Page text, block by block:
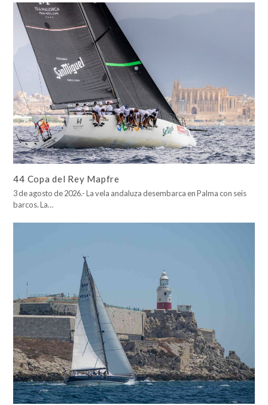
44 Copa del Rey Mapfre
3 de agosto de 2026.- La vela andaluza desembarca en Palma con seis
barcos. La…